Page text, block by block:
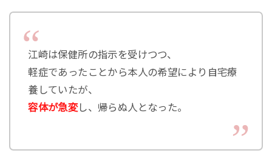
江崎は保健所の指示を受けつつ、
軽症であったことから本人の希望により自宅療
養していたが、
容体が急変し、帰らぬ人となった。